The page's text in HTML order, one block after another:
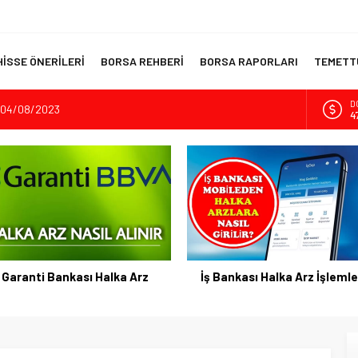
ÖNERİLERİ BORSA REHBERİ BORSA RAPORLARI
04/08/2023
Temelini Atıyor
Yatırım Aracı
Kripto Para Piyasası
Akıllı Portföy Stratejileri
Garanti Bankası Halka Arz İş Bankası Halka Arz